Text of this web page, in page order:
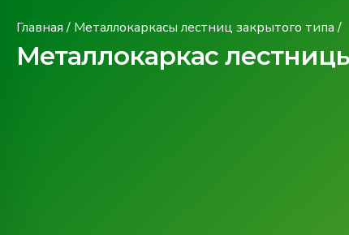
Главная/ Металлокаркасы лестниц закрытого типа/
Металлокаркас